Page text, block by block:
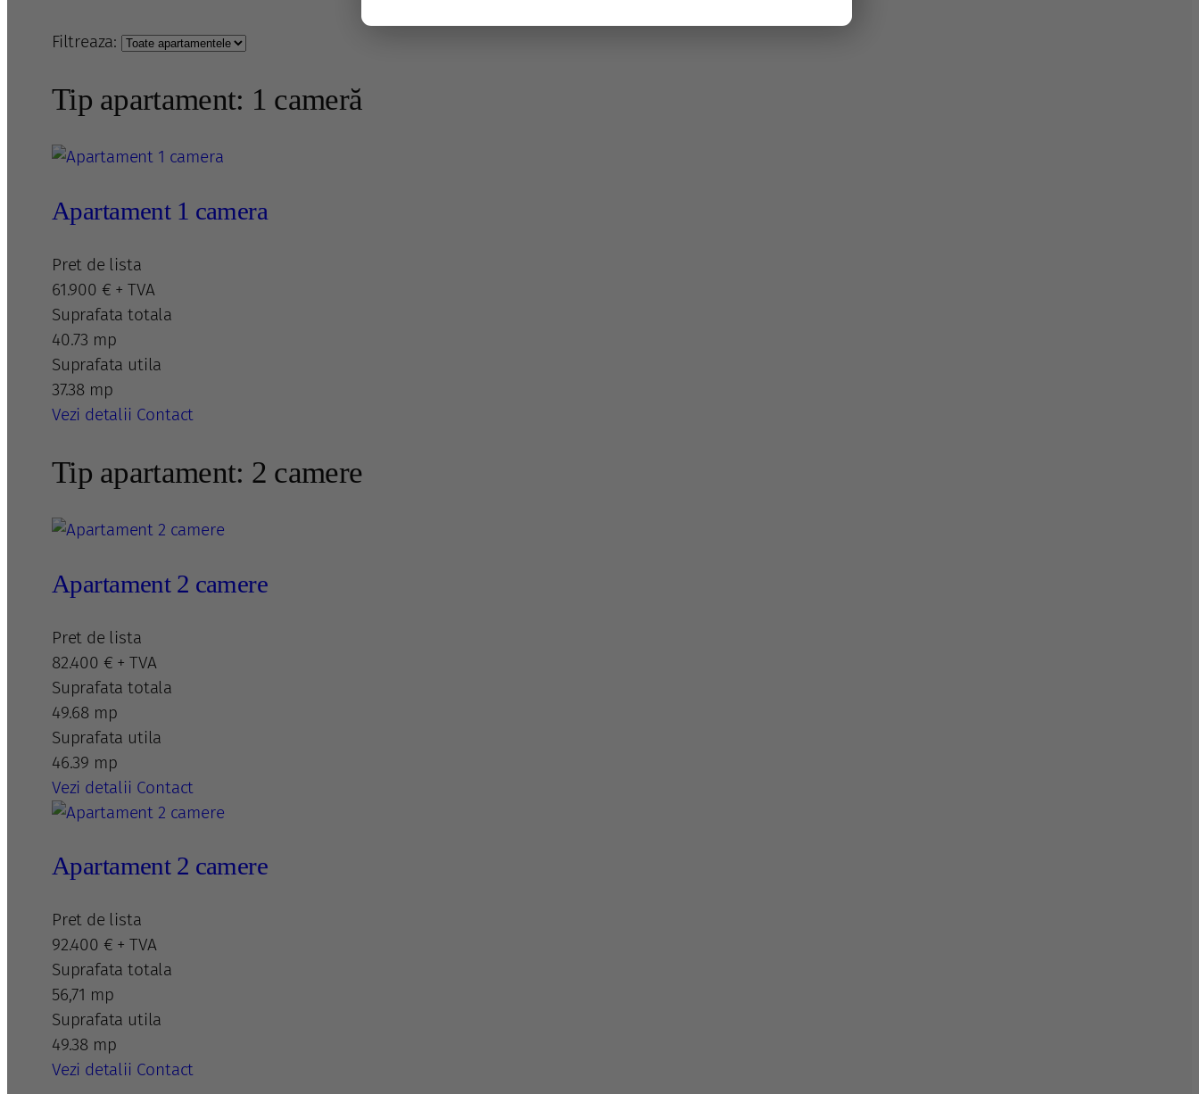
Filtreaza:
Tip apartament: 1 cameră
Apartament 1 camera
Pret de lista
61.900 € + TVA
Suprafata totala
40.73 mp
Suprafata utila
37.38 mp
Vezi detalii Contact
Tip apartament: 2 camere
Apartament 2 camere
Pret de lista
82.400 € + TVA
Suprafata totala
49.68 mp
Suprafata utila
46.39 mp
Vezi detalii Contact
Apartament 2 camere
Pret de lista
92.400 € + TVA
Suprafata totala
56,71 mp
Suprafata utila
49.38 mp
Vezi detalii Contact